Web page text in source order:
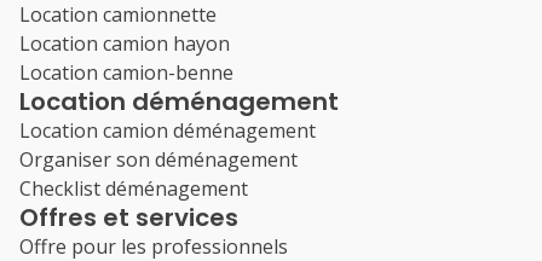
Location camionnette
Location camion hayon
Location camion-benne
Location déménagement
Location camion déménagement
Organiser son déménagement
Checklist déménagement
Offres et services
Offre pour les professionnels